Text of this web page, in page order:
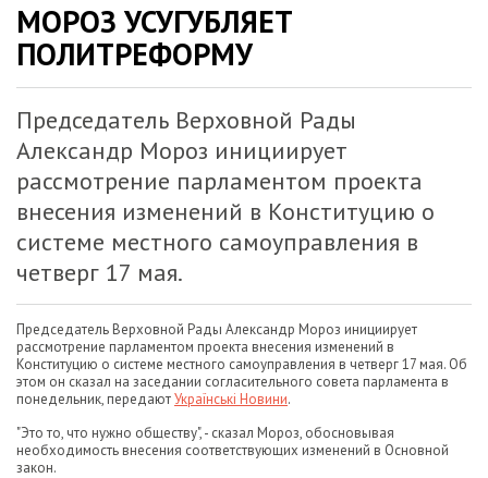
МОРОЗ УСУГУБЛЯЕТ
ПОЛИТРЕФОРМУ
Председатель Верховной Рады
Александр Мороз инициирует
рассмотрение парламентом проекта
внесения изменений в Конституцию о
системе местного самоуправления в
четверг 17 мая.
Председатель Верховной Рады Александр Мороз инициирует
рассмотрение парламентом проекта внесения изменений в
Конституцию о системе местного самоуправления в четверг 17 мая. Об
этом он сказал на заседании согласительного совета парламента в
понедельник, передаютУкраїнські Новини.
"Это то, что нужно обществу", - сказал Мороз, обосновывая
необходимость внесения соответствующих изменений в Основной
закон.